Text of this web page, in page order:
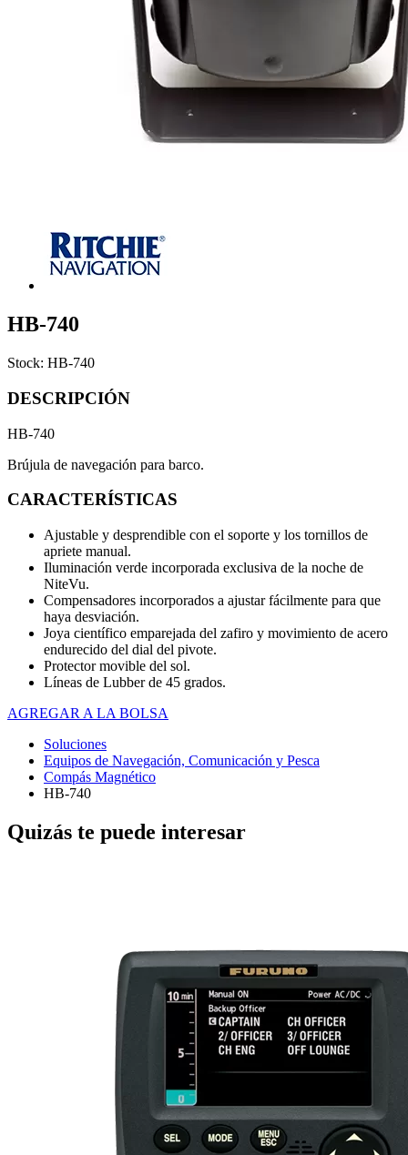
HB-740
Stock: HB-740
DESCRIPCIÓN
HB-740
Brújula de navegación para barco.
CARACTERÍSTICAS
Ajustable y desprendible con el soporte y los tornillos de
apriete manual.
Iluminación verde incorporada exclusiva de la noche de
NiteVu.
Compensadores incorporados a ajustar fácilmente para que
haya desviación.
Joya científico emparejada del zafiro y movimiento de acero
endurecido del dial del pivote.
Protector movible del sol.
Líneas de Lubber de 45 grados.
AGREGAR A LA BOLSA
Soluciones
Equipos de Navegación, Comunicación y Pesca
Compás Magnético
HB-740
Quizás te puede interesar